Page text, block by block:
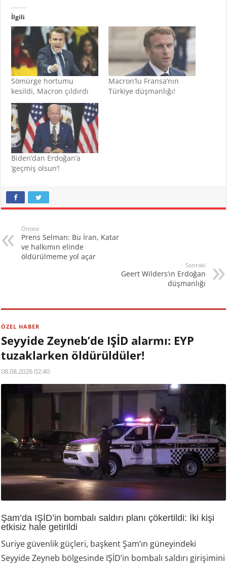
İlgili
Sömürge hortumu
kesildi, Macron çıldırdı
Macron’lu Fransa’nın
Türkiye düşmanlığı!
Biden’dan Erdoğan’a
‘geçmiş olsun’!
Öncesi
Prens Selman: Bu İran, Katar
ve halkımın elinde
öldürülmeme yol açar
Sonraki
Geert Wilders’ın Erdoğan
düşmanlığı
ÖZEL HABER
Seyyide Zeyneb’de IŞİD alarmı: EYP
tuzaklarken öldürüldüler!
08.08.2026 02:40
Şam’da IŞİD’in bombalı saldırı planı çökertildi: İki kişi
etkisiz hale getirildi
Suriye güvenlik güçleri, başkent Şam’ın güneyindeki
Seyyide Zeyneb bölgesinde IŞİD’in bombalı saldırı girişimini